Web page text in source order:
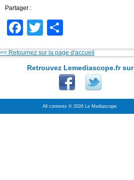
Partager :
Facebook
Twitter
<< Retournez sur la page d'accueil
Retrouvez Lemediascope.fr sur
All contents © 2026 Le Mediascope.